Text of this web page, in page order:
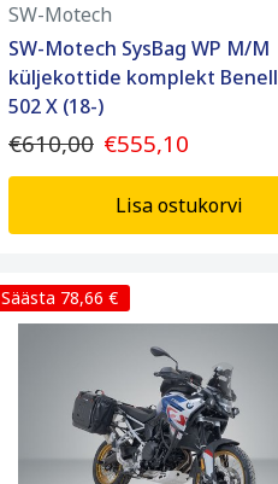
SW-Motech
SW-Motech SysBag WP M/M
küljekottide komplekt
502 X (18-)
€610,00 €555,10
Lisa ostukorvi
Säästa 78,66 €